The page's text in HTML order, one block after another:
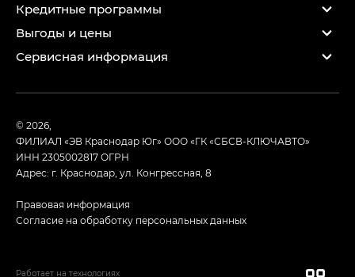
Кредитные программы
Выгоды и цены
Сервисная информация
© 2026,
ФИЛИАЛ «ЭВ Краснодар Юг» ООО «ГК «СБСВ-КЛЮЧАВТО»
ИНН 2305002817ОГРН
Адрес: г. Краснодар, ул. Конгрессная, 8
Правовая информация
Согласие на обработку персональных данных
Работает на технологиях